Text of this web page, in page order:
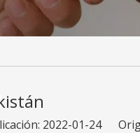
2022-01-24